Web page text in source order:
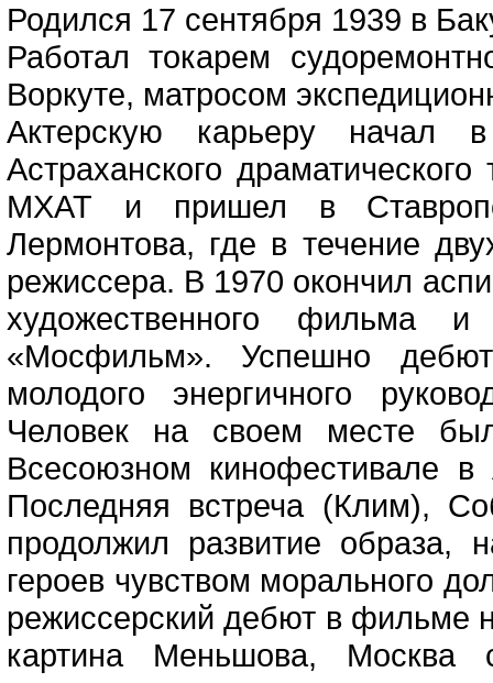
Родился 17 сентября 1939 в
Работал токарем
Воркуте, матросом
Актерскую карьеру начал
Астраханского
МХАТ и пришел в
Лермонтова, где в течение
режиссера. В 1970 окончил
художественного фильма
«Мосфильм». Успешно
молодого энергичного
Человек на своем месте
Всесоюзном кинофестивале
Последняя встреча (Клим),
продолжил развитие образа,
героев чувством морального
режиссерский дебют в фильме
картина Меньшова,